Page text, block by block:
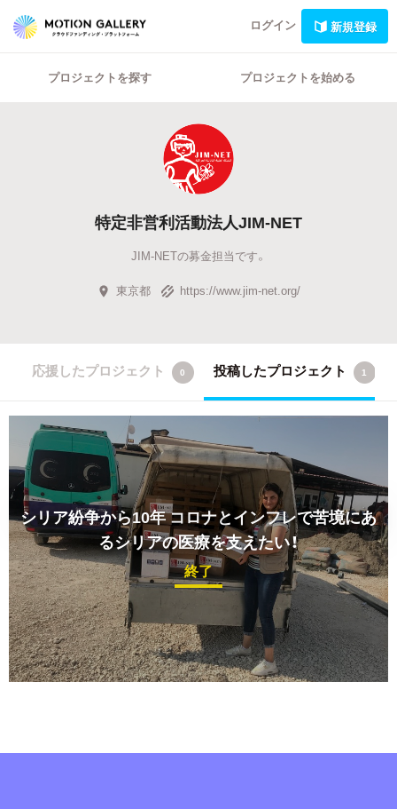
ログイン 新規登録
プロジェクトを探す プロジェクトを始める
特定非営利活動法人JIM-NET
JIM-NETの募金担当です。
東京都 https://www.jim-net.org/
応援したプロジェクト 0 投稿したプロジェクト 1
シリア紛争から10年コロナとインフレで苦境にあ
るシリアの医療を支えたい！
終了